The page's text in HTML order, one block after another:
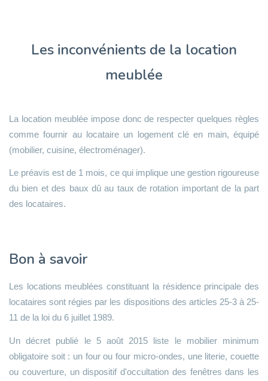
Les inconvénients de la location
meublée
La location meublée impose donc de respecter quelques règles
comme fournir au locataire un logement clé en main, équipé
(mobilier, cuisine, électroménager).
Le préavis est de 1 mois, ce qui implique une gestion rigoureuse
du bien et des baux dû au taux de rotation important de la part
des locataires.
Bon à savoir
Les locations meublées constituant la résidence principale des
locataires sont régies par les dispositions des articles 25-3 à 25-
11 de la loi du 6 juillet 1989.
Un décret publié le 5 août 2015 liste le mobilier minimum
obligatoire soit : un four ou four micro-ondes, une literie, couette
ou couverture, un dispositif d'occultation des fenêtres dans les